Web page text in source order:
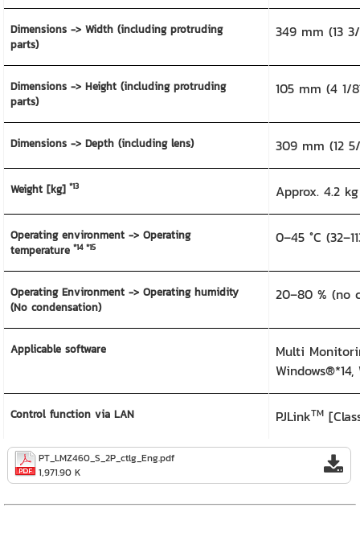
Dimensions -> Width (including protruding
parts)
349 mm (13
Dimensions -> Height (including protruding
parts)
105 mm (4 1/
Dimensions -> Depth (including lens) 309 mm (12
Weight [kg] *13 Approx. 4.2
Operating environment -> Operating
temperature *14*15
0–45 °C
Operating Environment -> Operating humidity
(No condensation)
20–80 % (no
Applicable software
Multi
Control function via LAN PJLinkTM
PT_LMZ460_S_2P_ctlg_Eng.pdf
1,971.90 K